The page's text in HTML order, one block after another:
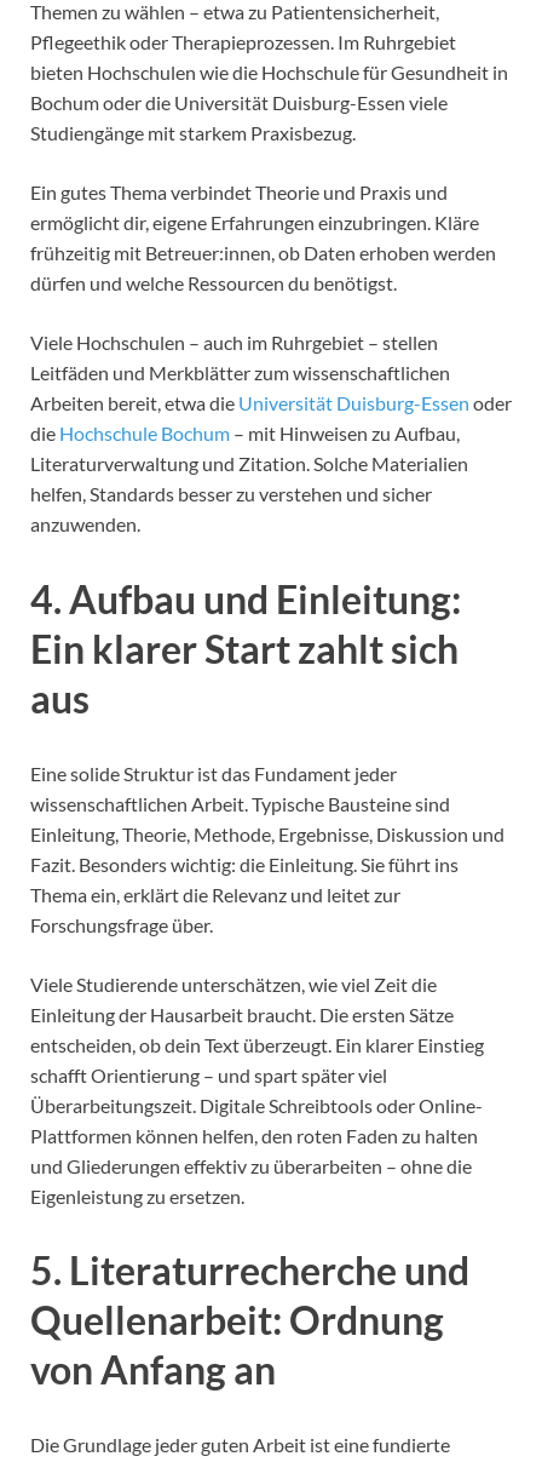
Themen zu wählen – etwa zu Patientensicherheit,
Pflegeethik oder Therapieprozessen. Im Ruhrgebiet
bieten Hochschulen wie die Hochschule für Gesundheit in
Bochum oder die Universität Duisburg-Essen viele
Studiengänge mit starkem Praxisbezug.
Ein gutes Thema verbindet Theorie und Praxis und
ermöglicht dir, eigene Erfahrungen einzubringen. Kläre
frühzeitig mit Betreuer:innen, ob Daten erhoben werden
dürfen und welche Ressourcen du benötigst.
Viele Hochschulen – auch im Ruhrgebiet – stellen
Leitfäden und Merkblätter zum wissenschaftlichen
Arbeiten bereit, etwa die Universität Duisburg-Essen oder
die Hochschule Bochum – mit Hinweisen zu Aufbau,
Literaturverwaltung und Zitation. Solche Materialien
helfen, Standards besser zu verstehen und sicher
anzuwenden.
4. Aufbau und Einleitung:
Ein klarer Start zahlt sich
aus
Eine solide Struktur ist das Fundament jeder
wissenschaftlichen Arbeit. Typische Bausteine sind
Einleitung, Theorie, Methode, Ergebnisse, Diskussion und
Fazit. Besonders wichtig: die Einleitung. Sie führt ins
Thema ein, erklärt die Relevanz und leitet zur
Forschungsfrage über.
Viele Studierende unterschätzen, wie viel Zeit die
Einleitung der Hausarbeit braucht. Die ersten Sätze
entscheiden, ob dein Text überzeugt. Ein klarer Einstieg
schafft Orientierung – und spart später viel
Überarbeitungszeit. Digitale Schreibtools oder Online-
Plattformen können helfen, den roten Faden zu halten
und Gliederungen effektiv zu überarbeiten – ohne die
Eigenleistung zu ersetzen.
5. Literaturrecherche und
Quellenarbeit: Ordnung
von Anfang an
Die Grundlage jeder guten Arbeit ist eine fundierte